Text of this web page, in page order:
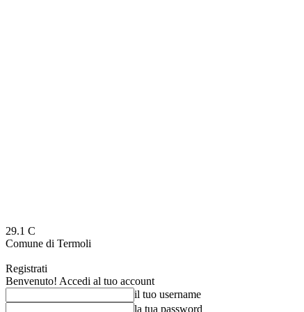
29.1 C
Comune di Termoli
Registrati
Benvenuto! Accedi al tuo account
il tuo username
la tua password